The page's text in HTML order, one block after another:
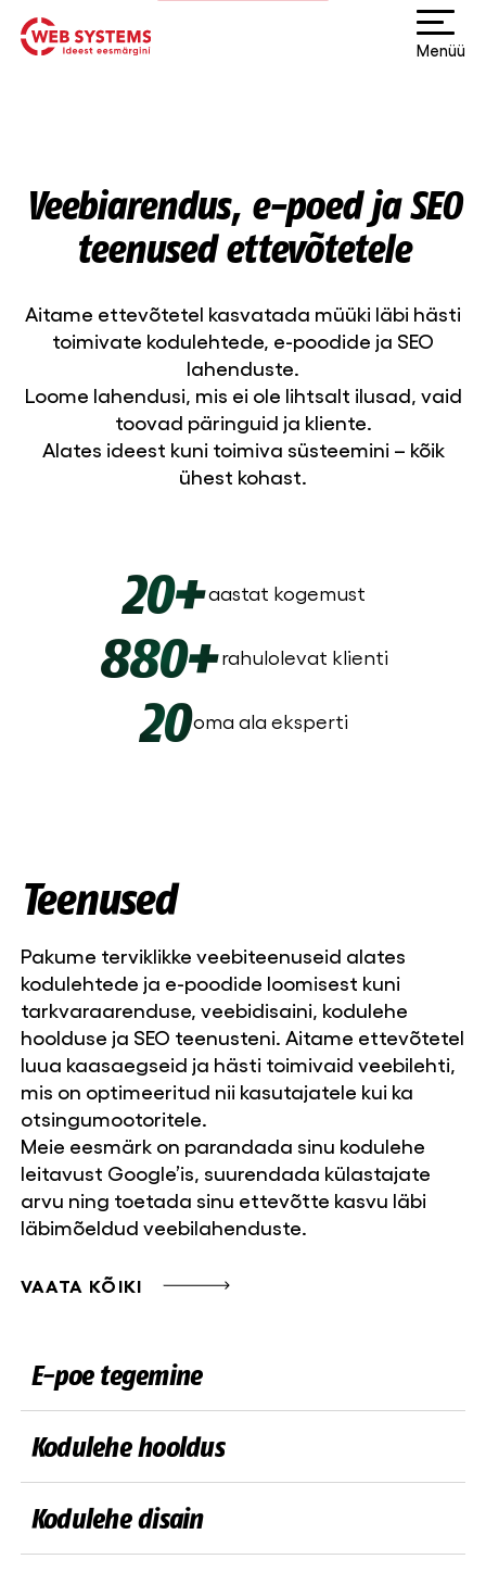
Menüü
Veebiarendus, e-poed ja SEO
teenused ettevõtetele
Aitame ettevõtetel kasvatada müüki läbi hästi
toimivate kodulehtede, e-poodide ja SEO
lahenduste.
Loome lahendusi, mis ei ole lihtsalt ilusad, vaid
toovad päringuid ja kliente.
Alates ideest kuni toimiva süsteemini – kõik
ühest kohast.
20+ aastat kogemust
880+ rahulolevat klienti
20 oma ala eksperti
Teenused
Pakume terviklikke veebiteenuseid alates
kodulehtede ja e-poodide loomisest kuni
tarkvaraarenduse, veebidisaini, kodulehe
hoolduse ja SEO teenusteni. Aitame ettevõtetel
luua kaasaegseid ja hästi toimivaid veebilehti,
mis on optimeeritud nii kasutajatele kui ka
otsingumootoritele.
Meie eesmärk on parandada sinu kodulehe
leitavust Google’is, suurendada külastajate
arvu ning toetada sinu ettevõtte kasvu läbi
läbimõeldud veebilahenduste.
VAATA KÕIKI
E-poe tegemine
Kodulehe hooldus
Kodulehe disain